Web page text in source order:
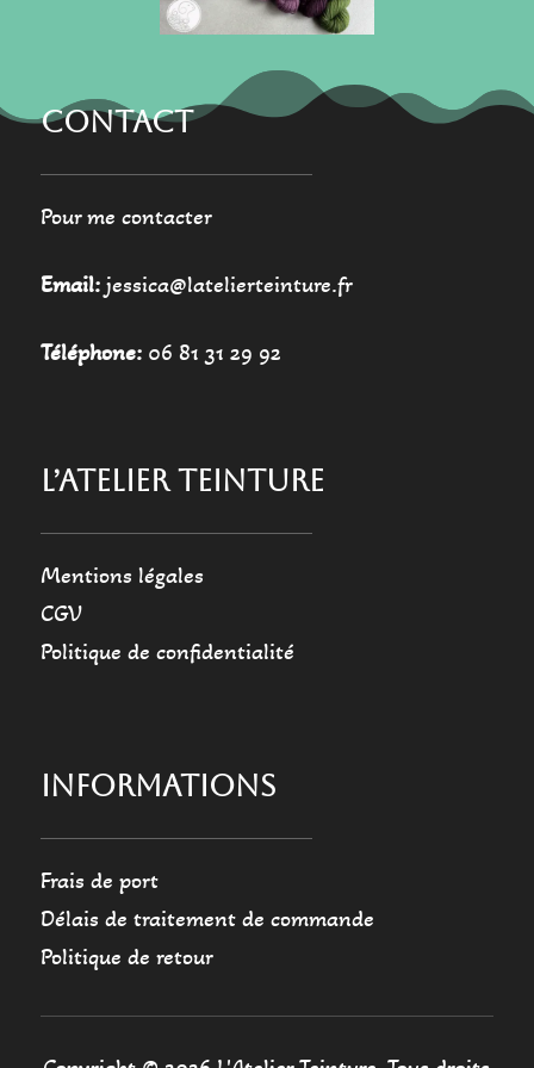
page
produit
CONTACT
Pour me contacter
Email:jessica@latelierteinture.fr
Téléphone:06 81 31 29 92
L’ATELIER TEINTURE
Mentions légales
CGV
Politique de confidentialité
INFORMATIONS
Frais de port
Délais de traitement de commande
Politique de retour